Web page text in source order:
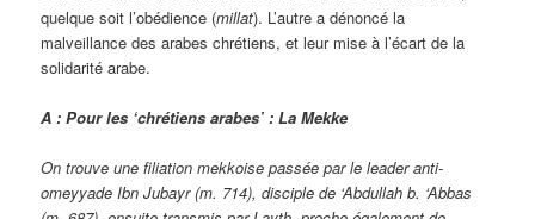
quelque soit l’obédience (millat). L’autre a dénoncé la
malveillance des arabes chrétiens, et leur mise à l’écart de la
solidarité arabe.
A : Pour les ‘chrétiens arabes’ : La Mekke
On trouve une filiation mekkoise passée par le leader anti-
omeyyade Ibn Jubayr (m. 714), disciple de ‘Abdullah b. ‘Abbas